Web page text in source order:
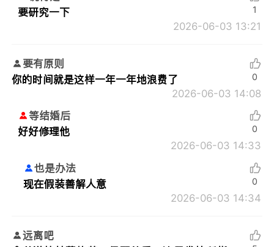
要研究一下
2026-06-03 13:21
1
要有原则
你的时间就是这样一年一年地浪费了
2026-06-03 14:08
0
等结婚后
好好修理他
2026-06-03 14:33
0
也是办法
现在假装善解人意
2026-06-03 14:34
0
远离吧